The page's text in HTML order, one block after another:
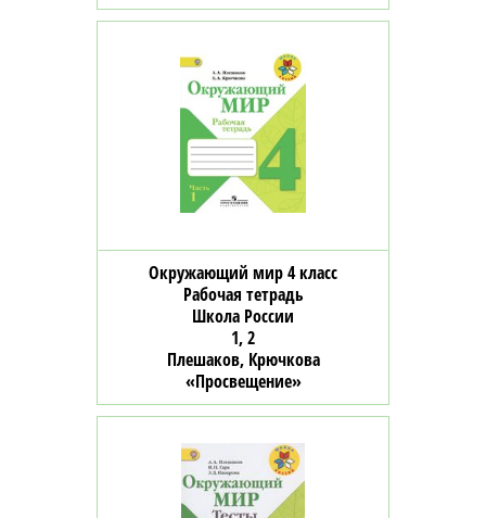
Окружающий мир 4 класс
Рабочая тетрадь
Школа России
1, 2
Плешаков, Крючкова
«Просвещение»